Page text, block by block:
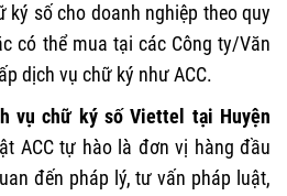
ký số cho doanh nghiệp theo quy
có thể mua tại các Công ty/Văn
dịch vụ chữ ký như ACC.
vụ chữ ký số Viettel tại Huyện
ACCtự hào là đơn vị hàng đầu
đến pháp lý, tư vấn pháp luật,